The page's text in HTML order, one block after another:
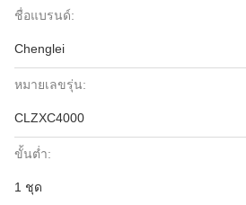
ชื่อแบรนด์:
Chenglei
หมายเลขรุ่น:
CLZXC4000
ขั้นต่ำ:
1 ชุด